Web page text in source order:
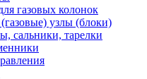
газовых колонок
узлы (блоки)
сальники, тарелки